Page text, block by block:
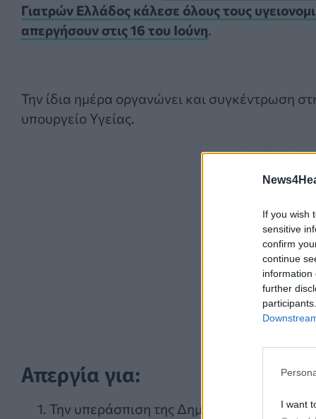
If you wish
sensitive
confirm
continue
information
further
I want
Γιατρών Ελλάδος κάλεσε όλους τους
απεργήσουν στις 16 του Ιούνη.
Την ίδια ημέρα οργανώνει και συγκέντρωση
υπουργείο Υγείας.
Απεργία για:
Την υπεράσπιση της Δημόσιας